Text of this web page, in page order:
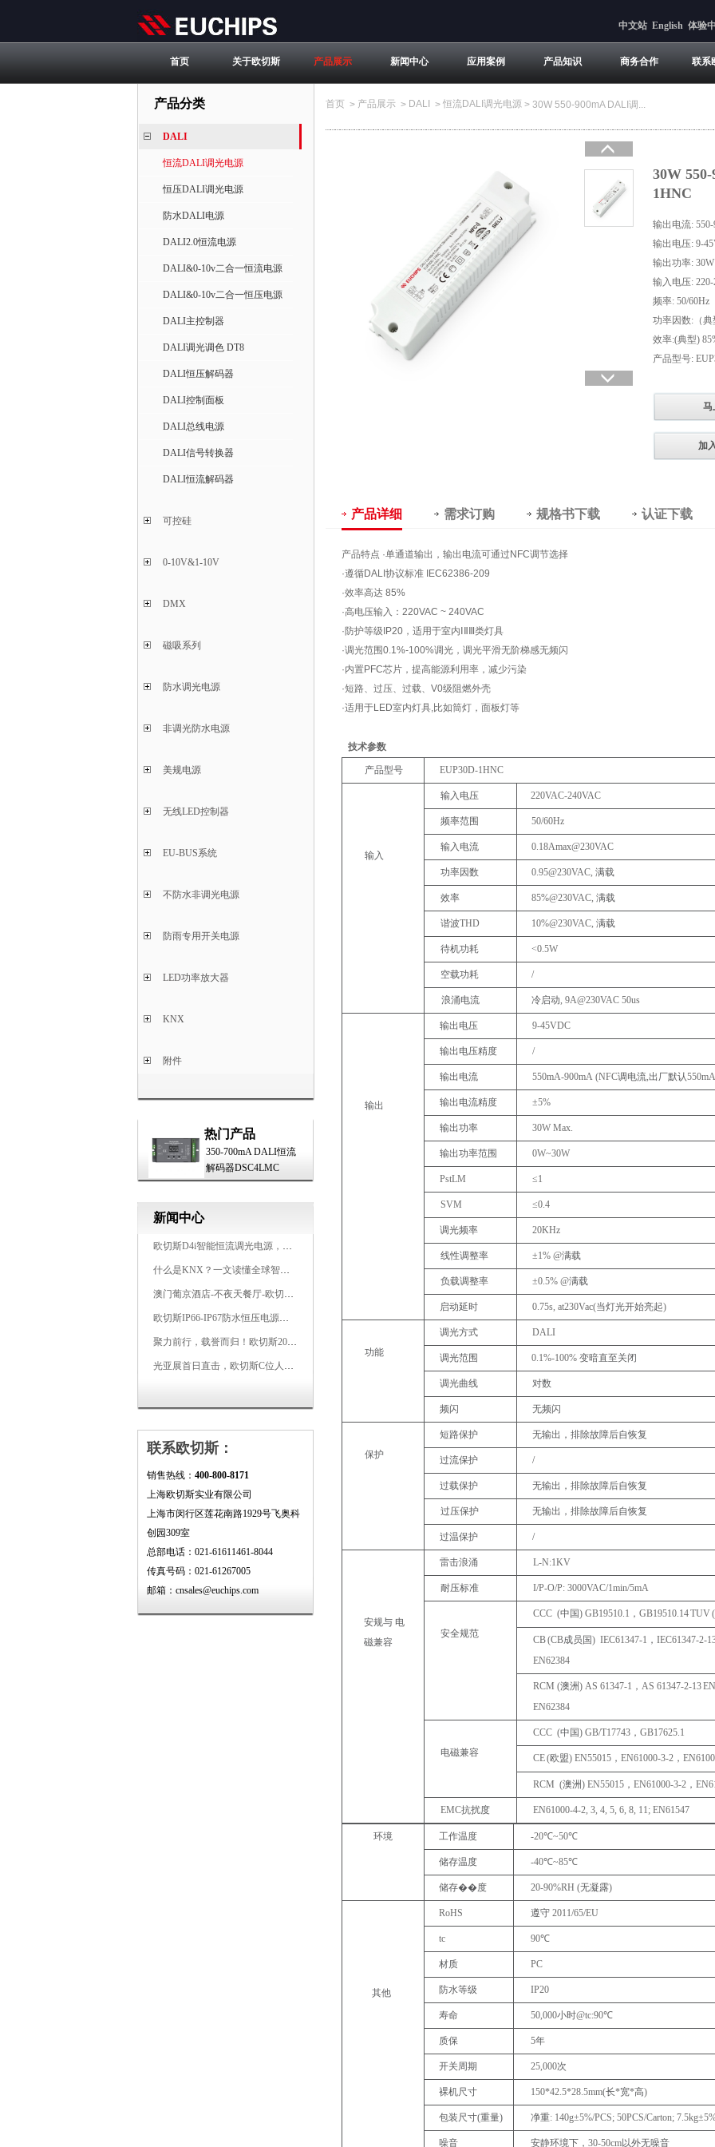
中文站 English 体验
首页 关于欧切斯 产品展示 新闻中心 应用案例 产品知识 商务合作 联系
产品分类
DALI
恒流DALI调光电源
恒压DALI调光电源
防水DALI电源
DALI2.0恒流电源
DALI&0-10v二合一恒流电源
DALI&0-10v二合一恒压电源
DALI主控制器
DALI调光调色 DT8
DALI恒压解码器
DALI控制面板
DALI总线电源
DALI信号转换器
DALI恒流解码器
可控硅
0-10V&1-10V
DMX
磁吸系列
防水调光电源
非调光防水电源
美规电源
无线LED控制器
EU-BUS系统
不防水非调光电源
防雨专用开关电源
LED功率放大器
KNX
附件
热门产品
350-700mA DALI恒流
解码器DSC4LMC
新闻中心
欧切斯D4i智能恒流调光电源，引领未来照明生态
什么是KNX？一文读懂全球智能建筑控制标准
澳门葡京酒店-不夜天餐厅-欧切斯KNX智能控制系统打造高端智慧空间
欧切斯IP66-IP67防水恒压电源，无惧风雨，智稳如一
聚力前行，载誉而归！欧切斯2026光亚展完美收官
光亚展首日直击，欧切斯C位人气爆棚-双奖加冕，实力再出圈
联系欧切斯：
销售热线： 400-800-8171
上海欧切斯实业有限公司
上海市闵行区莲花南路1929号飞奥科
创园309室
总部电话：021-61611461-8044
传真号码：021-61267005
邮箱：cnsales@euchips.com
首页 > 产品展示 > DALI > 恒流DALI调光电源 > 30W 550-900mA DALI调...
30W
1HNC
输出电流:
输出电压: 9-
输出功率: 30W
输入电压:
频率: 50/60Hz
功率因数:（典
效率:(典型)
产品型号:
马
加
产品详细 需求订购 规格书下载 认证下载
产品特点 ·单通道输出，输出电流可通过NFC调节选择
·遵循DALI协议标准 IEC62386-209
·效率高达 85%
·高电压输入：220VAC ~ 240VAC
·防护等级IP20，适用于室内ⅠⅡⅢ类灯具
·调光范围0.1%-100%调光，调光平滑无阶梯感无频闪
·内置PFC芯片，提高能源利用率，减少污染
·短路、过压、过载、V0级阻燃外壳
·适用于LED室内灯具,比如筒灯，面板灯等
技术参数
产品型号 EUP30D-1HNC
输入
输入电压 220VAC-240VAC
频率范围 50/60Hz
输入电流 0.18Amax@230VAC
功率因数 0.95@230VAC, 满载
效率 85%@230VAC, 满载
谐波THD 10%@230VAC, 满载
待机功耗 <0.5W
空载功耗 /
浪涌电流 冷启动, 9A@230VAC 50us
输出
输出电压 9-45VDC
输出电压精度 /
输出电流 550mA-900mA(NFC调电流,出厂默认
输出电流精度 ±5%
输出功率 30W Max.
输出功率范围 0W~30W
PstLM ≤1
SVM ≤0.4
调光频率 20KHz
线性调整率 ±1% @满载
负载调整率 ±0.5% @满载
启动延时 0.75s, at230Vac(当灯光开始亮起)
功能
调光方式 DALI
调光范围 0.1%-100% 变暗直至关闭
调光曲线 对数
频闪 无频闪
保护
短路保护 无输出，排除故障后自恢复
过流保护 /
过载保护 无输出，排除故障后自恢复
过压保护 无输出，排除故障后自恢复
过温保护 /
安规与 电
磁兼容
雷击浪涌 L-N:1KV
耐压标准 I/P-O/P: 3000VAC/1min/5mA
安全规范
CCC (中国) GB19510.1 ， GB19510.14TUV(
CB(CB成员国) IEC61347-1 ， IEC61347-2-
EN62384
RCM (澳洲) AS 61347-1 ， AS 61347-2-13
EN62384
电磁兼容
CCC (中国) GB/T17743 ， GB17625.1
CE(欧盟) EN55015 ， EN61000-3-2 ，
RCM (澳洲) EN55015 ， EN61000-3-2 ，
EMC抗扰度 EN61000-4-2, 3, 4, 5, 6, 8, 11; EN61547
环境 工作温度 -20℃~50℃
储存温度 -40℃~85℃
储存��度 20-90%RH (无凝露)
其他
RoHS 遵守 2011/65/EU
tc 90℃
材质 PC
防水等级 IP20
寿命 50,000小时@tc:90℃
质保 5年
开关周期 25,000次
裸机尺寸 150*42.5*28.5mm(长*宽*高)
包装尺寸(重量) 净重: 140g±5%/PCS; 50PCS/Carton;
噪音 安静环境下，30-50cm以外无噪音